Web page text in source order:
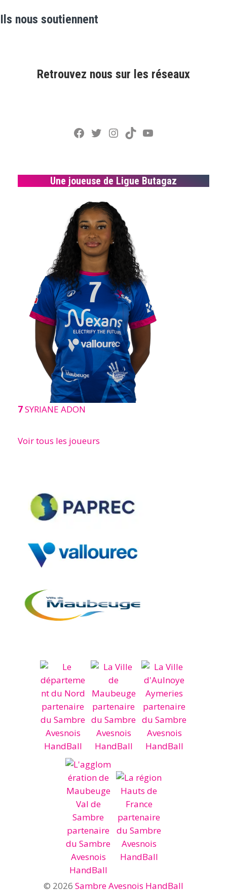
Ils nous soutiennent
Retrouvez nous sur les réseaux
Facebook
Twitter
Instagram
TikTokYouTube
Une joueuse de Ligue Butagaz
7SYRIANE ADON
Voir tous les joueurs
© 2026 Sambre Avesnois HandBall